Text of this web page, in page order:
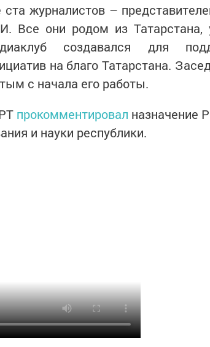
ста журналистов –
Все они родом из Татарстана,
создавался для
на благо Татарстана.
с начала его работы.
прокомментировал назначение
и науки республики.